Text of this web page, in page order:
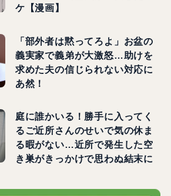
ケ【漫画】
「部外者は黙ってろよ」お盆の
義実家で義弟が大激怒…助けを
求めた夫の信じられない対応に
あ然！
庭に誰かいる！勝手に入ってく
るご近所さんのせいで気の休ま
る暇がない…近所で発生した空
き巣がきっかけで思わぬ結末に